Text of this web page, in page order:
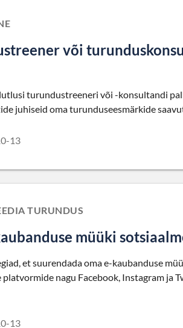
või
turundustreeneri või -konsultandi
juhiseid oma turunduseesmärkide
13
TURUNDUS
müüki
et suurendada oma e-kaubanduse
platvormide nagu Facebook, Instagram ja
13